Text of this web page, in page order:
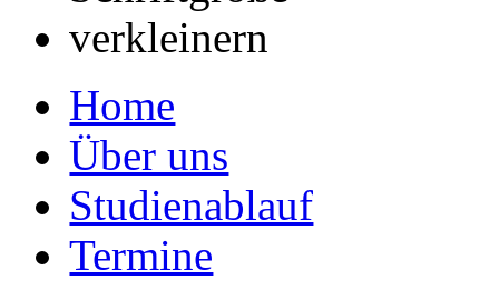
Home
Über uns
Studienablauf
Termine